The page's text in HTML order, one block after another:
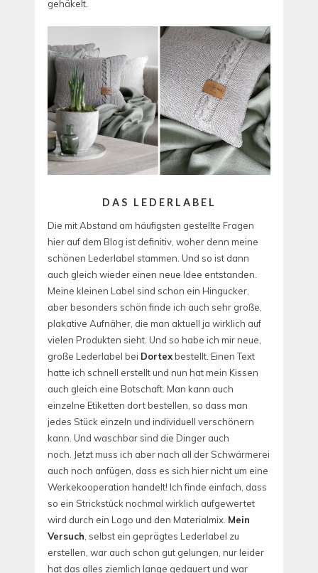
gehäkelt.
DAS LEDERLABEL
Die mit Abstand am häufigsten gestellte Fragen
hier auf dem Blog ist definitiv, woher denn meine
schönen Lederlabel stammen. Und so ist dann
auch gleich wieder einen neue Idee entstanden.
Meine kleinen Label sind schon ein Hingucker,
aber besonders schön finde ich auch sehr große,
plakative Aufnäher, die man aktuell ja wirklich auf
vielen Produkten sieht. Und so habe ich mir neue,
große Lederlabel bei Dortexbestellt. Einen Text
hatte ich schnell erstellt und nun hat mein Kissen
auch gleich eine Botschaft. Man kann auch
einzelne Etiketten dort bestellen, so dass man
jedes Stück einzeln und individuell verschönern
kann. Und waschbar sind die Dinger auch
noch. Jetzt muss ich aber nach all der Schwärmerei
auch noch anfügen, dass es sich hier nicht um eine
Werkekooperation handelt! Ich finde einfach, dass
so ein Strickstück nochmal wirklich aufgewertet
wird durch ein Logo und den Materialmix. Mein
Versuch , selbst ein geprägtes Lederlabel zu
erstellen, war auch schon gut gelungen, nur leider
hat das alles ziemlich lange gedauert und war